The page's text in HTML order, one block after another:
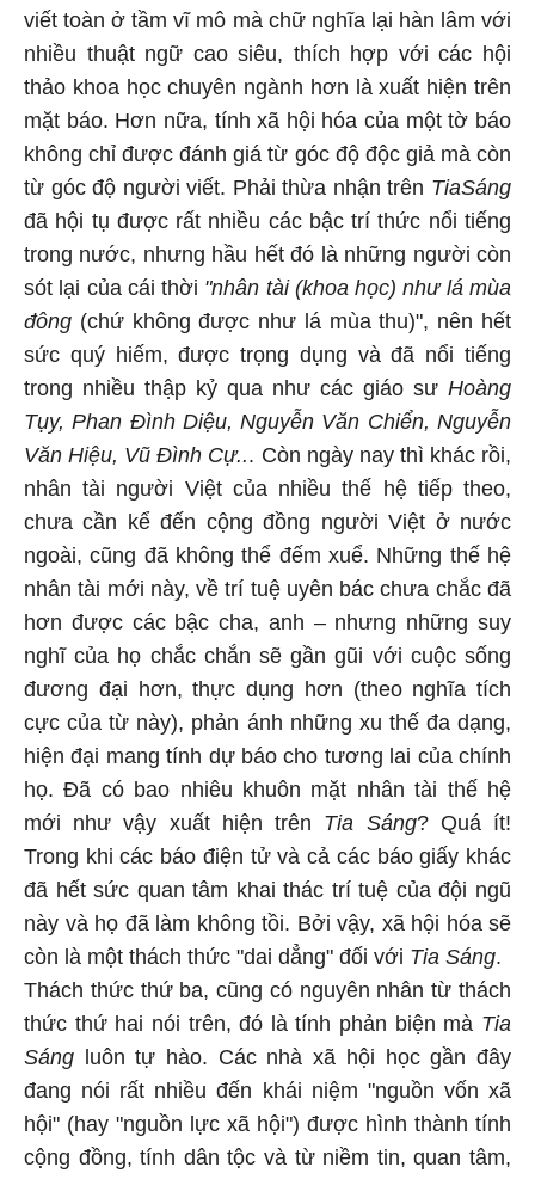
viết toàn ở tầm vĩ mô mà chữ nghĩa lại hàn lâm với
nhiều thuật ngữ cao siêu, thích hợp với các hội
thảo khoa học chuyên ngành hơn là xuất hiện trên
mặt báo. Hơn nữa, tính xã hội hóa của một tờ báo
không chỉ được đánh giá từ góc độ độc giả mà còn
từ góc độ người viết. Phải thừa nhận trên TiaSáng
đã hội tụ được rất nhiều các bậc trí thức nổi tiếng
trong nước, nhưng hầu hết đó là những người còn
sót lại của cái thời "nhân tài (khoa học) như lá mùa
đông (chứ không được như lá mùa thu)", nên hết
sức quý hiếm, được trọng dụng và đã nổi tiếng
trong nhiều thập kỷ qua như các giáo sư Hoàng
Tụy, Phan Đình Diệu, Nguyễn Văn Chiển, Nguyễn
Văn Hiệu, Vũ Đình Cự... Còn ngày nay thì khác rồi,
nhân tài người Việt của nhiều thế hệ tiếp theo,
chưa cần kể đến cộng đồng người Việt ở nước
ngoài, cũng đã không thể đếm xuể. Những thế hệ
nhân tài mới này, về trí tuệ uyên bác chưa chắc đã
hơn được các bậc cha, anh – nhưng những suy
nghĩ của họ chắc chắn sẽ gần gũi với cuộc sống
đương đại hơn, thực dụng hơn (theo nghĩa tích
cực của từ này), phản ánh những xu thế đa dạng,
hiện đại mang tính dự báo cho tương lai của chính
họ. Đã có bao nhiêu khuôn mặt nhân tài thế hệ
mới như vậy xuất hiện trên Tia Sáng? Quá ít!
Trong khi các báo điện tử và cả các báo giấy khác
đã hết sức quan tâm khai thác trí tuệ của đội ngũ
này và họ đã làm không tồi. Bởi vậy, xã hội hóa sẽ
còn là một thách thức "dai dẳng" đối với Tia Sáng.
Thách thức thứ ba, cũng có nguyên nhân từ thách
thức thứ hai nói trên, đó là tính phản biện mà Tia
Sáng luôn tự hào. Các nhà xã hội học gần đây
đang nói rất nhiều đến khái niệm "nguồn vốn xã
hội" (hay "nguồn lực xã hội") được hình thành tính
cộng đồng, tính dân tộc và từ niềm tin, quan tâm,